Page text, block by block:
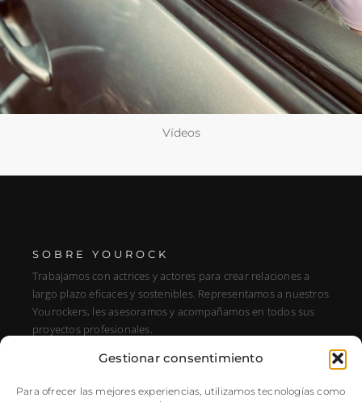
Gestionar consentimiento
Para ofrecer las mejores experiencias, utilizamos tecnologías como
Vídeos
SOBRE YOUROCK
Trabajamos con actrices y actores para crear relaciones a
largo plazo eficaces y sostenibles. Representamos a nuestros
Yourockers, les asesoramos y acompañamos en todos sus
proyectos profesionales.
DIRECCIÓN